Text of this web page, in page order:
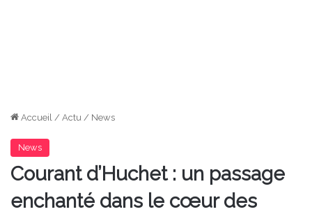
Accueil / Actu / News
News
Courant d’Huchet : un passage
enchanté dans le cœur des